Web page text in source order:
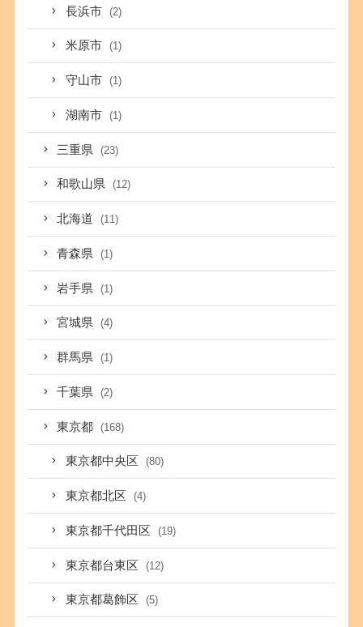
長浜市 (2)
米原市 (1)
守山市 (1)
湖南市 (1)
三重県 (23)
和歌山県 (12)
北海道 (11)
青森県 (1)
岩手県 (1)
宮城県 (4)
群馬県 (1)
千葉県 (2)
東京都 (168)
東京都中央区 (80)
東京都北区 (4)
東京都千代田区 (19)
東京都台東区 (12)
東京都葛飾区 (5)